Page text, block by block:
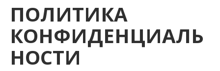
ПОЛИТИКА
КОНФИДЕНЦИАЛЬ
НОСТИ